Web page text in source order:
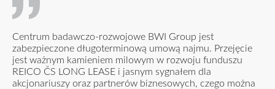
Centrum badawczo-rozwojowe BWI Group jest
zabezpieczone długoterminową umową najmu. Przejęcie
jest ważnym kamieniem milowym w rozwoju funduszu
REICO ČS LONG LEASE i jasnym sygnałem dla
akcjonariuszy oraz partnerów biznesowych, czego można